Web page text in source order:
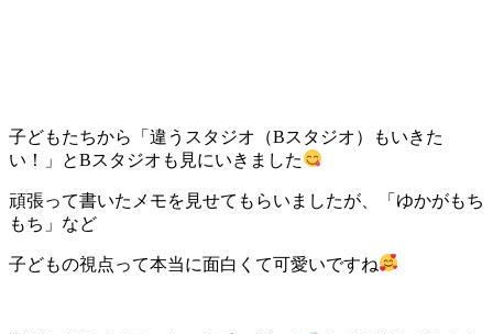
子どもたちから「違うスタジオ（Bスタジオ）もいきた
い！」とBスタジオも見にいきました
頑張って書いたメモを見せてもらいましたが、「ゆかがもち
もち」など
子どもの視点って本当に面白くて可愛いですね